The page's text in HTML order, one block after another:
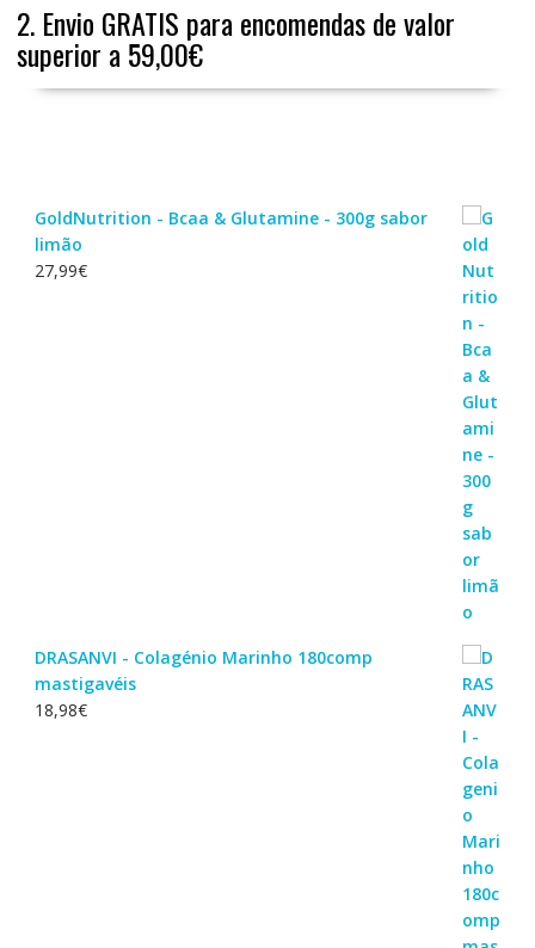
2. Envio GRATIS para encomendas de valor
superior a 59,00€
GoldNutrition - Bcaa & Glutamine - 300g sabor
limão
27,99€
DRASANVI - Colagénio Marinho 180comp
mastigavéis
18,98€